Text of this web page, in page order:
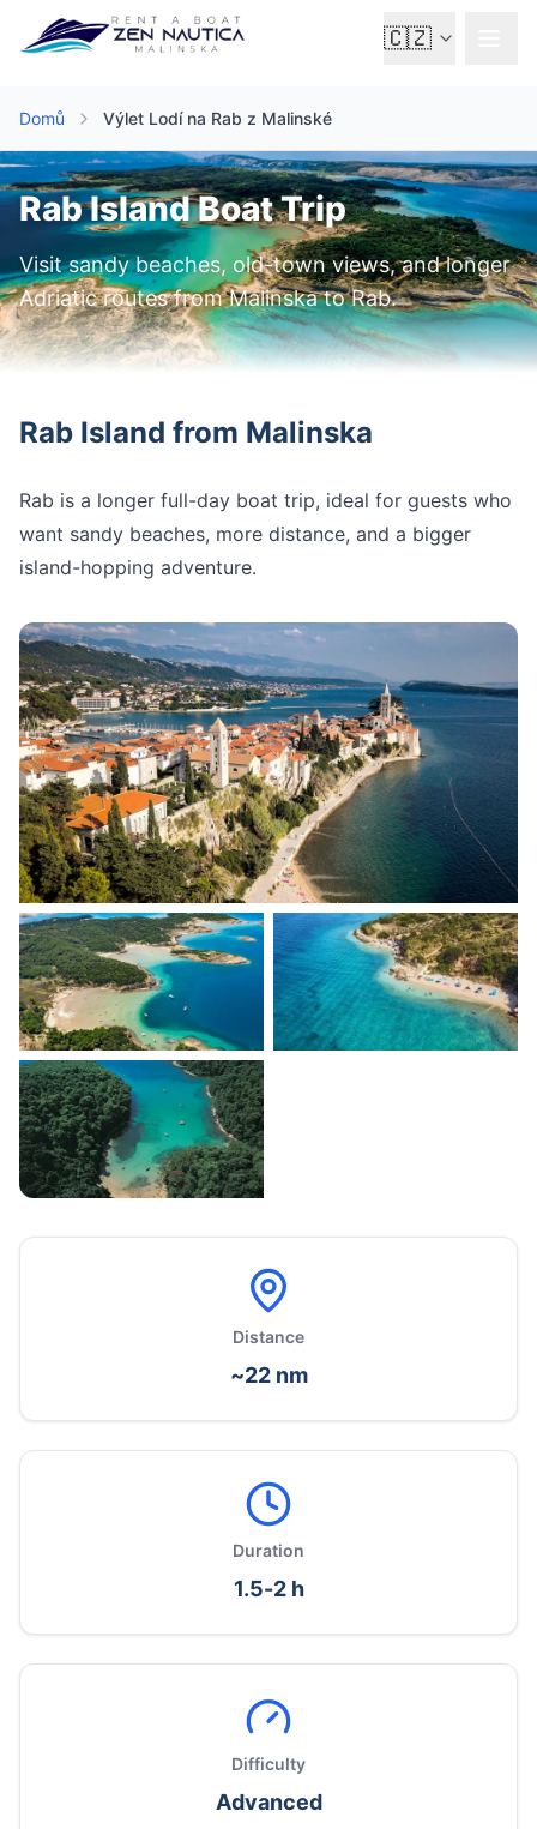
🇨🇿
Domů Výlet Lodí na Rab z Malinské
Rab Island Boat Trip
Visit sandy beaches, old-town views, and longer
Adriatic routes from Malinska to Rab.
Rab Island from Malinska
Rab is a longer full-day boat trip, ideal for guests who
want sandy beaches, more distance, and a bigger
island-hopping adventure.
Distance
~22 nm
Duration
1.5-2 h
Difficulty
Advanced